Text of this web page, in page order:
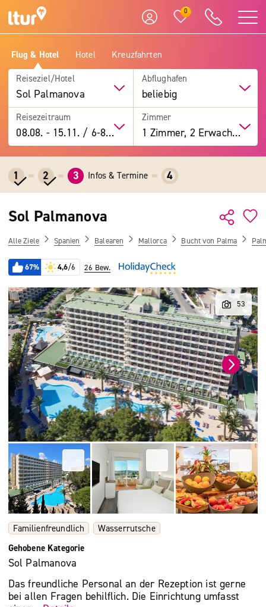
0
Flug & Hotel Hotel Kreuzfahrten
Reiseziel/Hotel
Sol Palmanova
Abflughafen
beliebig
Reisezeitraum
08.08. -15.11. / 6-8 Tage
Zimmer
1 Zimmer, 2 Erwachsene
1 2 3 Infos & Termine 4
Sol Palmanova
Alle Ziele Spanien Balearen Mallorca Bucht von Palma
67% 4,6/6 26 Bew.
Familienfreundlich
Wasserrutsche
Gehobene Kategorie
Sol Palmanova
Das freundliche Personal an der Rezeption ist gerne
bei allen Fragen behilflich. Die Einrichtung umfasst